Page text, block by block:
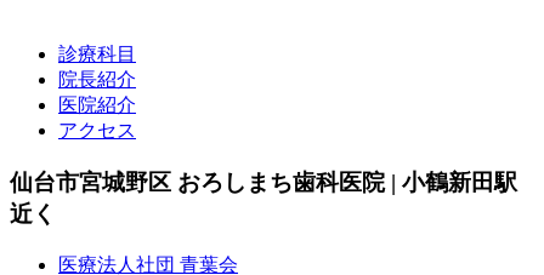
診療科目
院長紹介
医院紹介
アクセス
仙台市宮城野区 おろしまち歯科医院 | 小鶴新田駅
近く
医療法人社団 青葉会